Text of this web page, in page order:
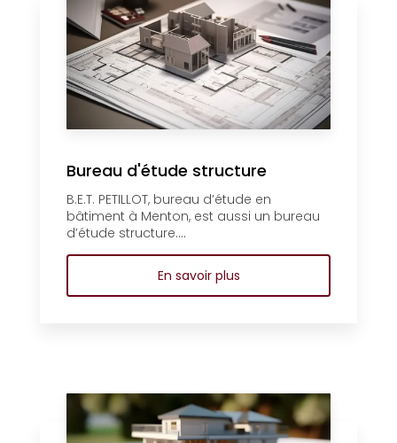
Bureau d'étude structure
B.E.T. PETILLOT, bureau d’étude en
bâtiment à Menton, est aussi un bureau
d’étude structure....
En savoir plus